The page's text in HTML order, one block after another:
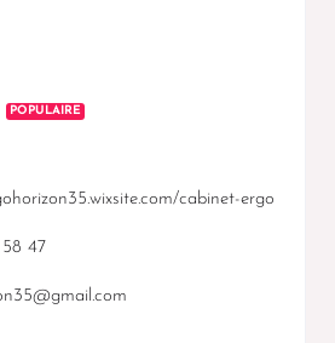
POPULAIRE
cabinet-ergo
47